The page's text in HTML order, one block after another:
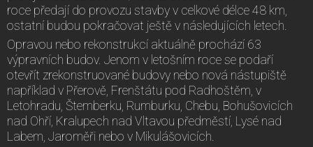
roce předají do provozu stavby v celkové délce 48 km,
ostatní budou pokračovat ještě v následujících letech.
Opravou nebo rekonstrukcí aktuálně prochází 63
výpravních budov. Jenom v letošním roce se podaří
otevřít zrekonstruované budovy nebo nová nástupiště
například v Přerově, Frenštátu pod Radhoštěm, v
Letohradu, Štemberku, Rumburku, Chebu, Bohušovicích
nad Ohří, Kralupech nad Vltavou předměstí, Lysé nad
Labem, Jaroměři nebo v Mikulášovicích.